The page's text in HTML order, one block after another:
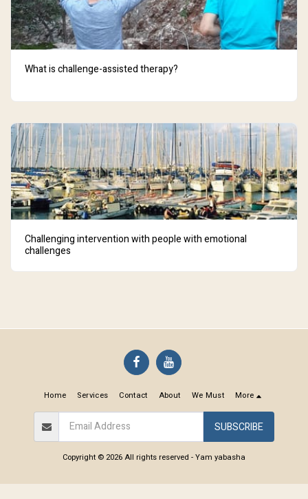
What is challenge-assisted therapy?
Challenging intervention with people with emotional
challenges
Home Services Contact About We Must More
SUBSCRIBE
Copyright © 2026 All rights reserved -Yam yabasha